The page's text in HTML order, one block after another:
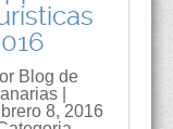
Blog de
|
8, 2016